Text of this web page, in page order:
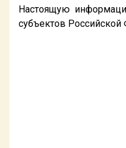
Настоящую
субъектов